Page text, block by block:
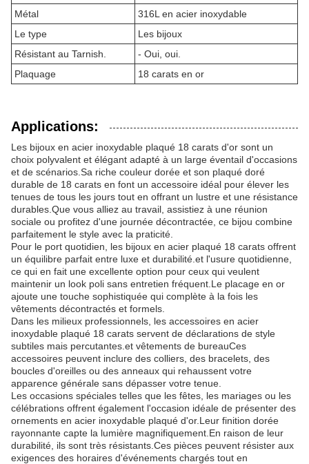
Métal
316L en acier inoxydable
Le type
Les bijoux
Résistant au Tarnish.
- Oui, oui.
Plaquage
18 carats en or
Applications:
Les bijoux en acier inoxydable plaqué 18 carats d'or sont un
choix polyvalent et élégant adapté à un large éventail d'occasions
et de scénarios.Sa riche couleur dorée et son plaqué doré
durable de 18 carats en font un accessoire idéal pour élever les
tenues de tous les jours tout en offrant un lustre et une résistance
durables.Que vous alliez au travail, assistiez à une réunion
sociale ou profitez d'une journée décontractée, ce bijou combine
parfaitement le style avec la praticité.
Pour le port quotidien, les bijoux en acier plaqué 18 carats offrent
un équilibre parfait entre luxe et durabilité.et l'usure quotidienne,
ce qui en fait une excellente option pour ceux qui veulent
maintenir un look poli sans entretien fréquent.Le placage en or
ajoute une touche sophistiquée qui complète à la fois les
vêtements décontractés et formels.
Dans les milieux professionnels, les accessoires en acier
inoxydable plaqué 18 carats servent de déclarations de style
subtiles mais percutantes.et vêtements de bureauCes
accessoires peuvent inclure des colliers, des bracelets, des
boucles d'oreilles ou des anneaux qui rehaussent votre
apparence générale sans dépasser votre tenue.
Les occasions spéciales telles que les fêtes, les mariages ou les
célébrations offrent également l'occasion idéale de présenter des
ornements en acier inoxydable plaqué d'or.Leur finition dorée
rayonnante capte la lumière magnifiquement.En raison de leur
durabilité, ils sont très résistants.Ces pièces peuvent résister aux
exigences des horaires d'événements chargés tout en